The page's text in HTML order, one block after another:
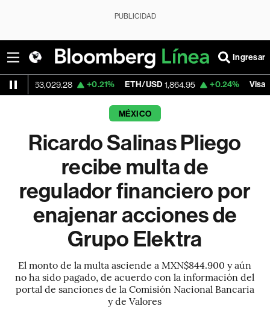
PUBLICIDAD
Ingresar
+0.21% ETH/USD 1,864.95 +0.24% Visa 366.13
MÉXICO
Ricardo Salinas Pliego
recibe multa de
regulador financiero por
enajenar acciones de
Grupo Elektra
El monto de la multa asciende a MXN$844.900 y aún
no ha sido pagado, de acuerdo con la información del
portal de sanciones de la Comisión Nacional Bancaria
y de Valores